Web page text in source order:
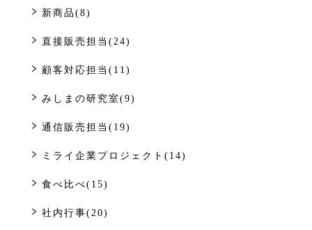
新商品(8)
直接販売担当(24)
顧客対応担当(11)
みしまの研究室(9)
通信販売担当(19)
ミライ企業プロジェクト(14)
食べ比べ(15)
社内行事(20)